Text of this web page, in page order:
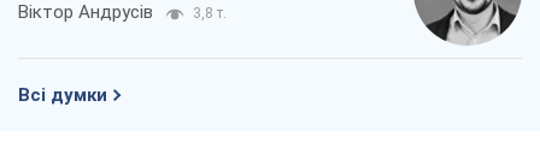
Віктор Андрусів 3,8 т.
Всі думки